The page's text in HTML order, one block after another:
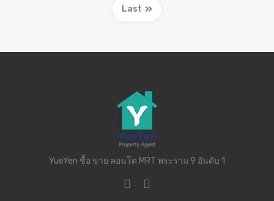
Last
YueYen ซื้อ ขาย คอนโด MRT พระราม 9 อันดับ 1